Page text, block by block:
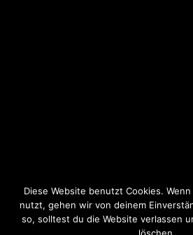
Diese Website benutzt Cookies.
nutzt, gehen wir von deinem
so, solltest du die Website verlassen